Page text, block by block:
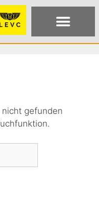
gefunden